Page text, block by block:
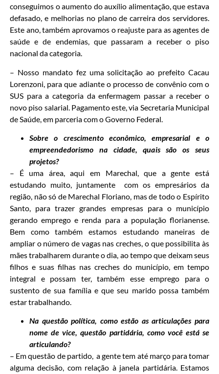
conseguimos o aumento do auxílio alimentação, que estava
defasado, e melhorias no plano de carreira dos servidores.
Este ano, também aprovamos o reajuste para as agentes de
saúde e de endemias, que passaram a receber o piso
nacional da categoria.
– Nosso mandato fez uma solicitação ao prefeito Cacau
Lorenzoni, para que adiante o processo de convênio com o
SUS para a categoria da enfermagem passar a receber o
novo piso salarial. Pagamento este, via Secretaria Municipal
de Saúde, em parceria com o Governo Federal.
Sobre o crescimento econômico, empresarial e o
empreendedorismo na cidade, quais são os seus
projetos?
– É uma área, aqui em Marechal, que a gente está
estudando muito, juntamente com os empresários da
região, não só de Marechal Floriano, mas de todo o Espírito
Santo, para trazer grandes empresas para o município
gerando emprego e renda para a população florianense.
Bem como também estamos estudando maneiras de
ampliar o número de vagas nas creches, o que possibilita às
mães trabalharem durante o dia, ao tempo que deixam seus
filhos e suas filhas nas creches do município, em tempo
integral e possam ter, também esse emprego para o
sustento de sua família e que seu marido possa também
estar trabalhando.
Na questão política, como estão as articulações para
nome de vice, questão partidária, como você está se
articulando?
– Em questão de partido, a gente tem até março para tomar
alguma decisão, com relação à janela partidária. Estamos